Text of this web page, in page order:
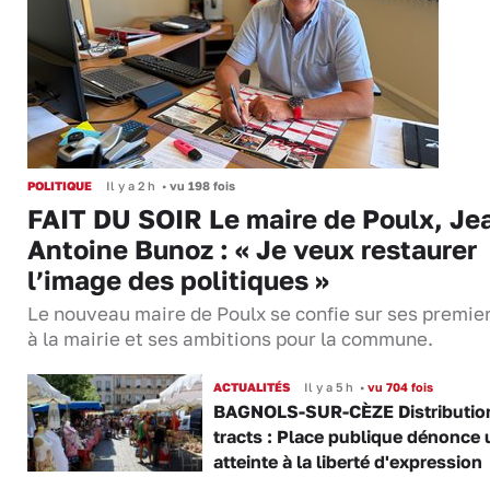
POLITIQUE Il y a 2 h • vu 198 fois
FAIT DU SOIR Le maire de Poulx,
Antoine Bunoz : « Je veux restaurer
l’image des politiques »
Le nouveau maire de Poulx se confie sur ses
à la mairie et ses ambitions pour la commune.
ACTUALITÉS Il y a 5 h •vu 704 fois
BAGNOLS-SUR-CÈZE
tracts : Place publique dénonce
atteinte à la liberté d'expression